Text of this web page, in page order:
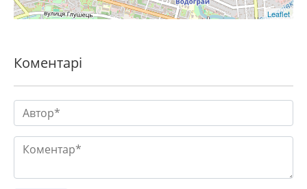
Leaflet
Коментарі